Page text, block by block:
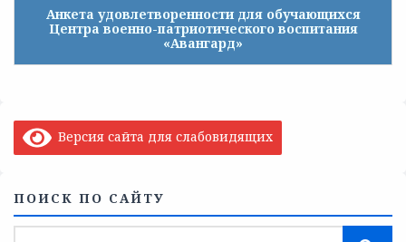
Анкета удовлетворенности для обучающихся
Центра военно-патриотического воспитания
«Авангард»
Версия сайта для слабовидящих
ПОИСК ПО САЙТУ